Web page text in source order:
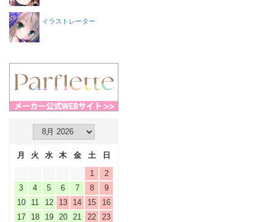
イラストレーター
月 火 水 木 金 土
日
1
2
3
4 5 6 7 8
9
10
11 12 13 14 15
16
17
18 19 20 21 22
23